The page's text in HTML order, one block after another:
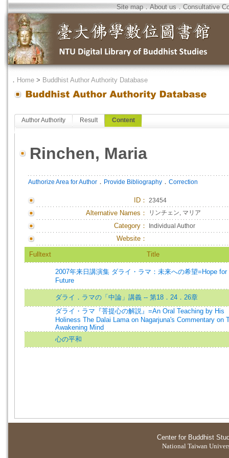
Site map．About us．Consultative
． Home > Buddhist Author Authority Database
Author Authority Result Content
Rinchen, Maria
Authorize Area for Author ． Provide Bibliography ． Correction
ID ： 23454
Alternative Names： リンチェン, マリア
Category： Individual Author
Website：
Fulltext Title
2007年来日講演集 ダライ・ラマ：未来への希望=Hope for
Future
ダライ．ラマの「中論」講義 -- 第18．24．26章
ダライ・ラマ『菩提心の解説』=An Oral Teaching by His
Holiness The Dalai Lama on Nagarjuna's Commentary on
Awakening Mind
心の平和
Center for Buddhist
National Taiwan